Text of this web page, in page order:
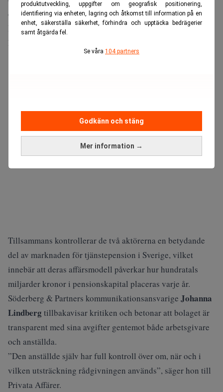
produktutveckling, uppgifter om geografisk positionering,
identifiering via enheten, lagring och åtkomst till information på en
enhet, säkerställa säkerhet, förhindra och upptäcka bedrägerier
samt åtgärda fel.
Se våra 104 partners
Mer information →
Godkänn och stäng
ersättningsuppläggen kan medverka till intressekonflikter.
Läs även:Pensionsåldern höjs – men marknaden vill inte
ha de äldre. Realtid
Tillsammans kontrollerar de två aktörerna en betydande
del av marknaden för tjänstepension i Sverige, vilket
innebär att deras affärsmodell påverkar hur hundratals
miljarder kronor i pensionskapital placeras varje år.
Söderberg & Partners kommunikationsansvarige Johanna
Lindberg tillbakavisar kritiken och betonar att bolaget är
transparent med sina avgifter gentemot både arbetsgivare
och anställda.
”Den anställde själv har full kontroll över om, när och i
vilken utsträckning rådgivningen används”, säger hon till
Privata Affärer.